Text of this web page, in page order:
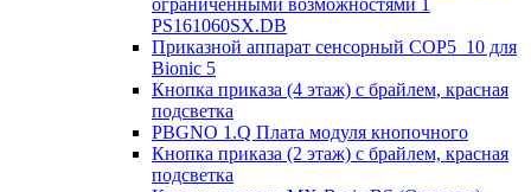
ограниченными возможностями 1
PS161060SX.DB
Приказной аппарат сенсорный COP5_10 для
Bionic 5
Кнопка приказа (4 этаж) с брайлем, красная
подсветка
PBGNO 1.Q Плата модуля кнопочного
Кнопка приказа (2 этаж) с брайлем, красная
подсветка